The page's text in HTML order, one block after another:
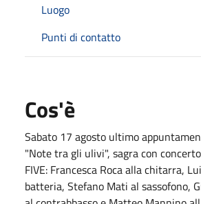
Luogo
Punti di contatto
Cos'è
Sabato 17 agosto ultimo
"Note tra gli ulivi", sagra con
FIVE: Francesca Roca alla chitarra,
batteria, Stefano Mati al sassofono,